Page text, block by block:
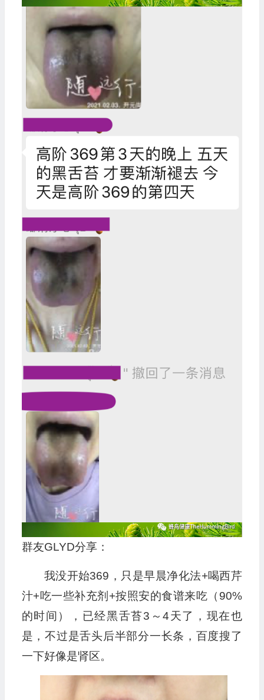
群友GLYD分享：
我没开始369，只是早晨净化法+喝西芹
汁+吃一些补充剂+按照安的食谱来吃（90%
的时间），已经黑舌苔3～4天了，现在也
是，不过是舌头后半部分一长条，百度搜了
一下好像是肾区。